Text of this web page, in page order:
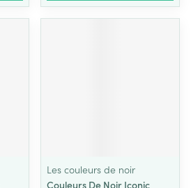
Les couleurs de noir
Couleurs De Noir Iconic